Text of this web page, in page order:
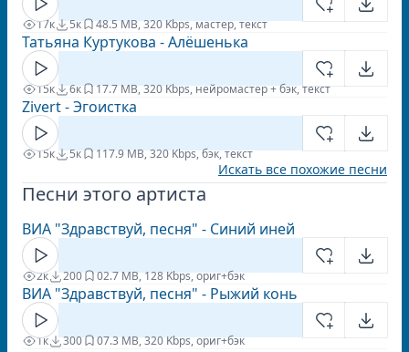
17к 5к 48.5 MB, 320 Kbps, мастер, текст
Татьяна Куртукова - Алёшенька
15к 6к 17.7 MB, 320 Kbps, нейромастер + бэк, текст
Zivert - Эгоистка
15к 5к 117.9 MB, 320 Kbps, бэк, текст
Искать все похожие песни
Песни этого артиста
ВИА "Здравствуй, песня" - Синий иней
2к 200 02.7 MB, 128 Kbps, ориг+бэк
ВИА "Здравствуй, песня" - Рыжий конь
1к 300 07.3 MB, 320 Kbps, ориг+бэк